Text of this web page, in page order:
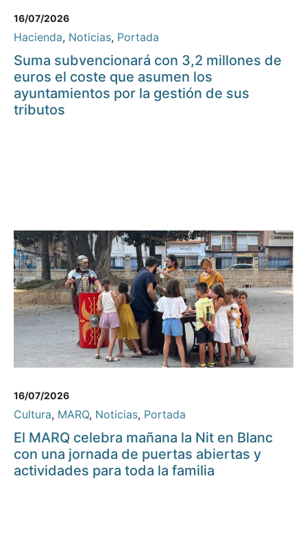
16/07/2026
Hacienda, Noticias, Portada
Suma subvencionará con 3,2 millones de
euros el coste que asumen los
ayuntamientos por la gestión de sus
tributos
16/07/2026
Cultura, MARQ, Noticias, Portada
El MARQ celebra mañana la Nit en Blanc
con una jornada de puertas abiertas y
actividades para toda la familia